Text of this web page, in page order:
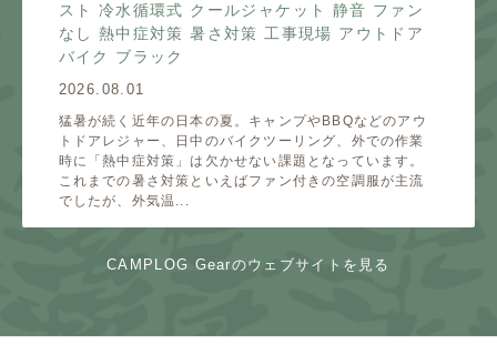
スト 冷水循環式 クールジャケット 静音 ファン
なし 熱中症対策 暑さ対策 工事現場 アウトドア
バイク ブラック
2026.08.01
猛暑が続く近年の日本の夏。キャンプやBBQなどのアウ
トドアレジャー、日中のバイクツーリング、外での作業
時に「熱中症対策」は欠かせない課題となっています。
これまでの暑さ対策といえばファン付きの空調服が主流
でしたが、外気温...
CAMPLOG Gearのウェブサイトを見る